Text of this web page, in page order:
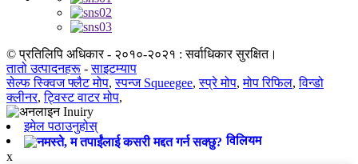
© प्रतिलिपि अधिकार - २०१०-२०२१ : सर्वाधिकार सुरक्षित।
तातो उत्पादनहरू -साइटम्याप
सेल्फ स्क्विज फ्लैट मोप,स्पन्ज Squeegee,स्प्रे मोप,मोप रिफिल,विन्डो
क्लीनर,ट्विस्ट वाटर मोप,
इमेल पठाउनुहोस्
विलियम
x